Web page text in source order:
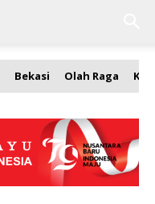
Bekasi Olah Raga